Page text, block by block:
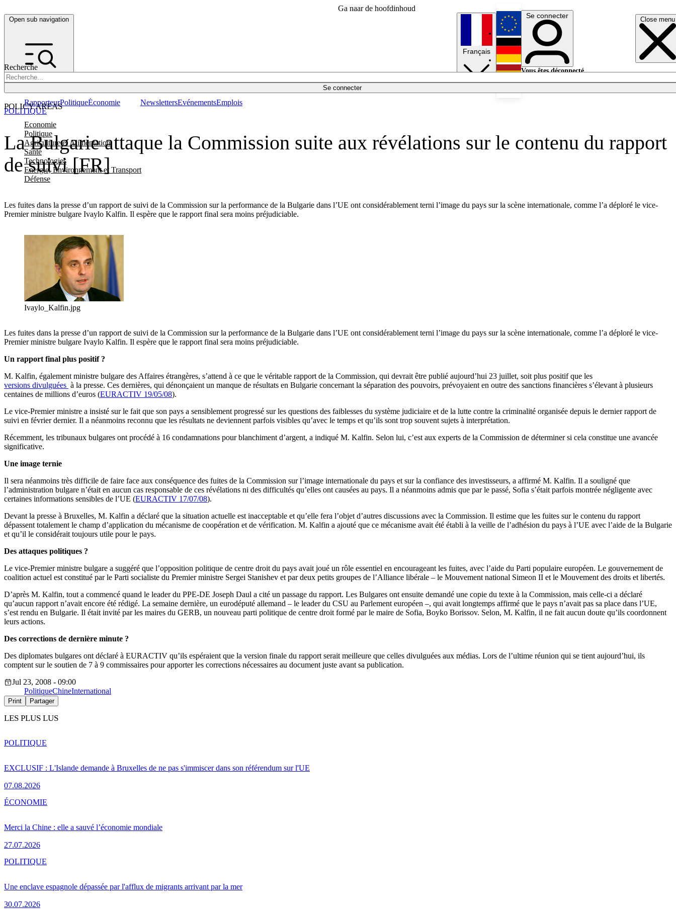
Ga naar de hoofdinhoud
Open sub navigation Close menu
Recherche
Se connecter
POLICY AREAS
Economie
Politique
Agriculture et Alimentation
Santé
Technologies
Energie, Environnement et Transport
Défense
RapporteurPolitiqueÉconomie NewslettersEvénementsEmplois
Français
English
Deutsch
Se connecter
Vous êtes déconnecté.
La Bulgarie attaque la Commission suite aux révélations sur le contenu du rapport
de suivi [FR]
Les fuites dans la presse d’un rapport de suivi de la Commission sur la performance de la Bulgarie dans l’UE ont considérablement terni l’image du pays sur la scène internationale, comme l’a déploré le vice-
Premier ministre bulgare Ivaylo Kalfin. Il espère que le rapport final sera moins préjudiciable.
POLITIQUE
Ivaylo_Kalfin.jpg
Les fuites dans la presse d’un rapport de suivi de la Commission sur la performance de la Bulgarie dans l’UE ont considérablement terni l’image du pays sur la scène internationale, comme l’a déploré le vice-
Premier ministre bulgare Ivaylo Kalfin. Il espère que le rapport final sera moins préjudiciable.
Un rapport final plus positif ?
M. Kalfin, également ministre bulgare des Affaires étrangères, s’attend à ce que le véritable rapport de la Commission, qui devrait être publié aujourd’hui 23 juillet, soit plus positif que les
versions divulguées à la presse. Ces dernières, qui dénonçaient un manque de résultats en Bulgarie concernant la séparation des pouvoirs, prévoyaient en outre des sanctions financières s’élevant à plusieurs
centaines de millions d’euros (EURACTIV 19/05/08).
Le vice-Premier ministre a insisté sur le fait que son pays a sensiblement progressé sur les questions des faiblesses du système judiciaire et de la lutte contre la criminalité organisée depuis le dernier rapport de
suivi en février dernier. Il a néanmoins reconnu que les résultats ne deviennent parfois visibles qu’avec le temps et qu’ils sont trop souvent sujets à interprétation.
Récemment, les tribunaux bulgares ont procédé à 16 condamnations pour blanchiment d’argent, a indiqué M. Kalfin. Selon lui, c’est aux experts de la Commission de déterminer si cela constitue une avancée
significative.
Une image ternie
Il sera néanmoins très difficile de faire face aux conséquence des fuites de la Commission sur l’image internationale du pays et sur la confiance des investisseurs, a affirmé M. Kalfin. Il a souligné que
l’administration bulgare n’était en aucun cas responsable de ces révélations ni des difficultés qu’elles ont causées au pays. Il a néanmoins admis que par le passé, Sofia s’était parfois montrée négligente avec
certaines informations sensibles de l’UE (EURACTIV 17/07/08).
Devant la presse à Bruxelles, M. Kalfin a déclaré que la situation actuelle est inacceptable et qu’elle fera l’objet d’autres discussions avec la Commission. Il estime que les fuites sur le contenu du rapport
dépassent totalement le champ d’application du mécanisme de coopération et de vérification. M. Kalfin a ajouté que ce mécanisme avait été établi à la veille de l’adhésion du pays à l’UE avec l’aide de la Bulgarie
et qu’il le considérait toujours utile pour le pays.
Des attaques politiques ?
Le vice-Premier ministre bulgare a suggéré que l’opposition politique de centre droit du pays avait joué un rôle essentiel en encourageant les fuites, avec l’aide du Parti populaire européen. Le gouvernement de
coalition actuel est constitué par le Parti socialiste du Premier ministre Sergei Stanishev et par deux petits groupes de l’Alliance libérale – le Mouvement national Simeon II et le Mouvement des droits et libertés.
D’après M. Kalfin, tout a commencé quand le leader du PPE-DE Joseph Daul a cité un passage du rapport. Les Bulgares ont ensuite demandé une copie du texte à la Commission, mais celle-ci a déclaré
qu’aucun rapport n’avait encore été rédigé. La semaine dernière, un eurodéputé allemand – le leader du CSU au Parlement européen –, qui avait longtemps affirmé que le pays n’avait pas sa place dans l’UE,
s’est rendu en Bulgarie. Il était invité par les maires du GERB, un nouveau parti politique de centre droit formé par le maire de Sofia, Boyko Borissov. Selon, M. Kalfin, il ne fait aucun doute qu’ils coordonnent
leurs actions.
Des corrections de dernière minute ?
Des diplomates bulgares ont déclaré à EURACTIV qu’ils espéraient que la version finale du rapport serait meilleure que celles divulguées aux médias. Lors de l’ultime réunion qui se tient aujourd’hui, ils
comptent sur le soutien de 7 à 9 commissaires pour apporter les corrections nécessaires au document juste avant sa publication.
Jul 23, 2008 - 09:00
PolitiqueChineInternational
Print Partager
LES PLUS LUS
EXCLUSIF : L'Islande demande à Bruxelles de ne pas s'immiscer dans son référendum sur l'UE
07.08.2026
POLITIQUE
Merci la Chine : elle a sauvé l’économie mondiale
27.07.2026
ÉCONOMIE
Une enclave espagnole dépassée par l'afflux de migrants arrivant par la mer
30.07.2026
POLITIQUE